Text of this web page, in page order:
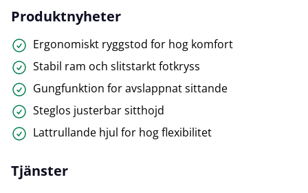
Produktnyheter
Ergonomiskt ryggstod for hog komfort
Stabil ram och slitstarkt fotkryss
Gungfunktion for avslappnat sittande
Steglos justerbar sitthojd
Lattrullande hjul for hog flexibilitet
Tjänster